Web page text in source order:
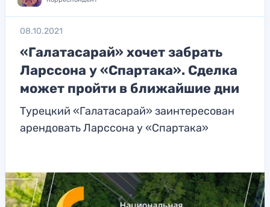
08.10.2021
«Галатасарай» хочет забрать
Ларссона у «Спартака». Сделка
может пройти в ближайшие дни
Турецкий «Галатасарай» заинтересован
арендовать Ларссона у «Спартака»